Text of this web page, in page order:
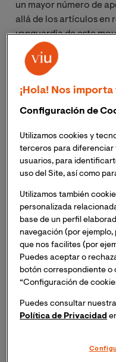
un mayor número de
allá de los artículos en
vanguardia de este
sistema de evaluación
CoARA (Coalition for
Assessment)
español para impulsar
ecosistema de
La Universidad
adherido a este
su capítulo español.
CoARA, sexenios,
ciencia, hablamos con
Vicerrector de
Universidad
Empecemos por el
CoARA (Coalition for
es una coalición en la
instituciones
¡Hola! Nos
Configuración de
Utilizamos cookies y
terceros para diferenciar
usuarios, para
uso del Site, así como
Utilizamos también
personalizada
base de un perfil
navegación (por
que nos facilites (por
Puedes aceptar o
botón correspondiente o
“Configuración de
Puedes consultar nuestra
Política de Privacidad